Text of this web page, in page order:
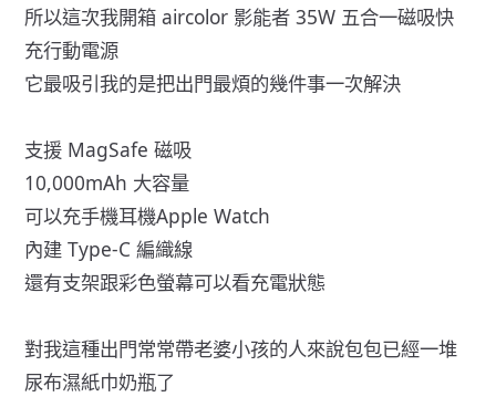
所以這次我開箱 aircolor 影能者 35W 五合一磁吸快
充行動電源
它最吸引我的是把出門最煩的幾件事一次解決
支援 MagSafe 磁吸
10,000mAh 大容量
可以充手機耳機Apple Watch
內建 Type-C 編織線
還有支架跟彩色螢幕可以看充電狀態
對我這種出門常常帶老婆小孩的人來說包包已經一堆
尿布濕紙巾奶瓶了